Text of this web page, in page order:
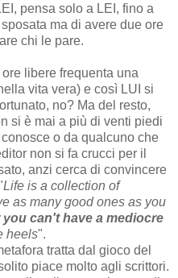
pensa solo a LEI, fino a
ma di avere due ore
chi le pare.
ore libere frequenta una
vita vera) e così LUI si
no? Ma del resto,
si è mai a più di venti piedi
o da qualcuno che
non si fa crucci per il
anzi cerca di convincere
Life is a collection of
as many good ones as you
can't have a mediocre
heels".
tratta dal gioco del
piace molto agli scrittori.